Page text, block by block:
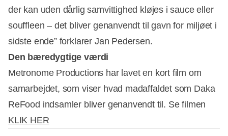
der kan uden dårlig samvittighed kløjes i sauce eller
souffleen – det bliver genanvendt til gavn for miljøet i
sidste ende” forklarer Jan Pedersen.
Den bæredygtige værdi
Metronome Productions har lavet en kort film om
samarbejdet, som viser hvad madaffaldet som Daka
ReFood indsamler bliver genanvendt til. Se filmen
KLIK HER